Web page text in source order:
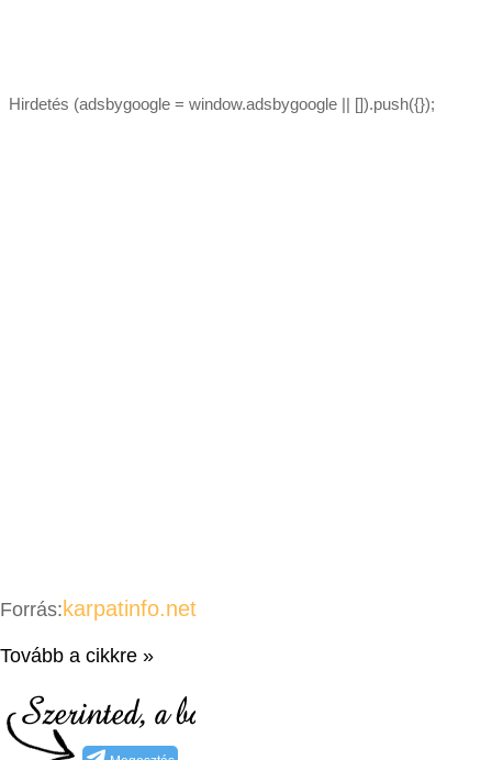
Hirdetés (adsbygoogle = window.adsbygoogle || []).push({});
Forrás: karpatinfo.net
Tovább a cikkre »